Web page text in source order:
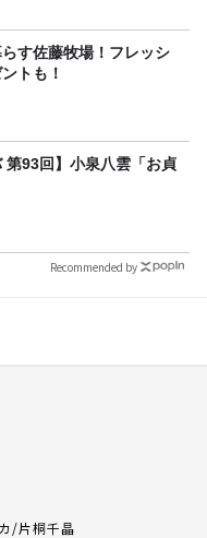
す佐藤牧場！フレッシ
トも！
第93回】小泉八雲「お貞
Recommended by
/片桐千晶